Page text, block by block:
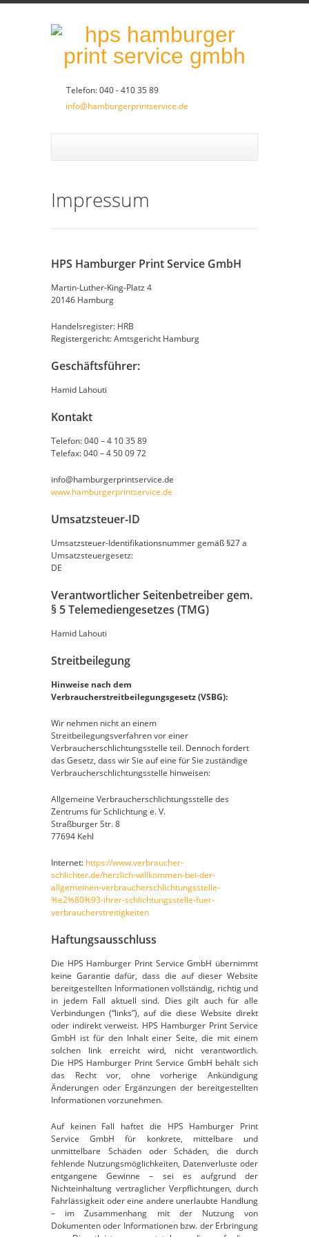
Telefon: 040 - 410 35 89
info@hamburgerprintservice.de
Impressum
HPS Hamburger Print Service GmbH
Martin-Luther-King-Platz 4
20146 Hamburg
Handelsregister: HRB
Registergericht: Amtsgericht Hamburg
Geschäftsführer:
Hamid Lahouti
Kontakt
Telefon: 040 – 4 10 35 89
Telefax: 040 – 4 50 09 72
info@hamburgerprintservice.de
www.hamburgerprintservice.de
Umsatzsteuer-ID
Umsatzsteuer-Identifikationsnummer gemäß §27 a
Umsatzsteuergesetz:
DE
Verantwortlicher Seitenbetreiber gem.
§ 5 Telemediengesetzes (TMG)
Hamid Lahouti
Streitbeilegung
Hinweise nach dem
Verbraucherstreitbeilegungsgesetz (VSBG):
Wir nehmen nicht an einem
Streitbeilegungsverfahren vor einer
Verbraucherschlichtungsstelle teil. Dennoch fordert
das Gesetz, dass wir Sie auf eine für Sie zuständige
Verbraucherschlichtungsstelle hinweisen:
Allgemeine Verbraucherschlichtungsstelle des
Zentrums für Schlichtung e. V.
Straßburger Str. 8
77694 Kehl
Internet: https://www.verbraucher-
schlichter.de/herzlich-willkommen-bei-der-
allgemeinen-verbraucherschlichtungsstelle-
%e2%80%93-ihrer-schlichtungsstelle-fuer-
verbraucherstreitigkeiten
Haftungsausschluss
Die HPS Hamburger Print Service GmbH übernimmt
keine Garantie dafür, dass die auf dieser Website
bereitgestellten Informationen vollständig, richtig und
in jedem Fall aktuell sind. Dies gilt auch für alle
Verbindungen (“links”), auf die diese Website direkt
oder indirekt verweist. HPS Hamburger Print Service
GmbH ist für den Inhalt einer Seite, die mit einem
solchen link erreicht wird, nicht verantwortlich.
Die HPS Hamburger Print Service GmbH behält sich
das Recht vor, ohne vorherige Ankündigung
Änderungen oder Ergänzungen der bereitgestellten
Informationen vorzunehmen.
Auf keinen Fall haftet die HPS Hamburger Print
Service GmbH für konkrete, mittelbare und
unmittelbare Schäden oder Schäden, die durch
fehlende Nutzungsmöglichkeiten, Datenverluste oder
entgangene Gewinne – sei es aufgrund der
Nichteinhaltung vertraglicher Verpflichtungen, durch
Fahrlässigkeit oder eine andere unerlaubte Handlung
– im Zusammenhang mit der Nutzung von
Dokumenten oder Informationen bzw. der Erbringung